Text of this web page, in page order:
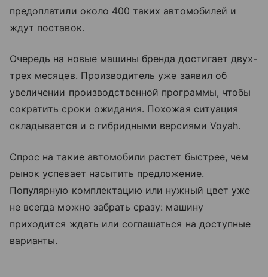
предоплатили около 400 таких автомобилей и
ждут поставок.
Очередь на новые машины бренда достигает двух-
трех месяцев. Производитель уже заявил об
увеличении производственной программы, чтобы
сократить сроки ожидания. Похожая ситуация
складывается и с гибридными версиями Voyah.
Спрос на такие автомобили растет быстрее, чем
рынок успевает насытить предложение.
Популярную комплектацию или нужный цвет уже
не всегда можно забрать сразу: машину
приходится ждать или соглашаться на доступные
варианты.